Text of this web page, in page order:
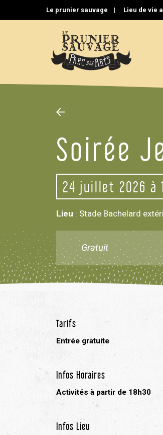
au
Le prunier sauvage | Lieu de vie
Soirée
24 juillet 2026 à
Lieu : Stade Bachelard
Gratuit
Tarifs
Entrée gratuite
Infos Horaires
Activités à partir de 18h30
Infos Lieu